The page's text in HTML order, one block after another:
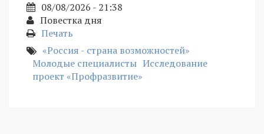
08/08/2026 - 21:38
Повестка дня
Печать
«Россия - страна возможностей»
Молодые специалисты Исследование
проект «Профразвитие»